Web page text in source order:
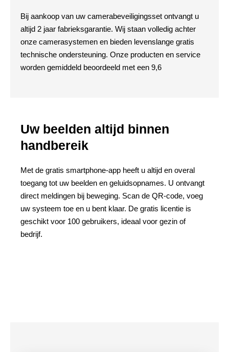
Bij aankoop van uw camerabeveiligingsset ontvangt u
altijd 2 jaar fabrieksgarantie. Wij staan volledig achter
onze camerasystemen en bieden levenslange gratis
technische ondersteuning. Onze producten en service
worden gemiddeld beoordeeld met een 9,6
Uw beelden altijd binnen
handbereik
Met de gratis smartphone-app heeft u altijd en overal
toegang tot uw beelden en geluidsopnames. U ontvangt
direct meldingen bij beweging. Scan de QR-code, voeg
uw systeem toe en u bent klaar. De gratis licentie is
geschikt voor 100 gebruikers, ideaal voor gezin of
bedrijf.